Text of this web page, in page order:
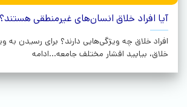
آیا افراد خلاق انسان‌های غیرمنطقی
افراد خلاق چه ویژگی‌هایی دارند؟ برای رسیدن به
خلاق، بیایید اقشار مختلف جامعه...ادامه